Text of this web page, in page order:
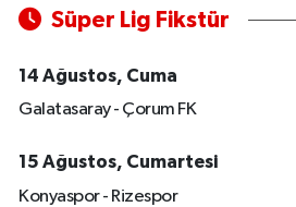
Süper Lig Fikstür
14 Ağustos, Cuma
Galatasaray - Çorum FK
15 Ağustos, Cumartesi
Konyaspor - Rizespor